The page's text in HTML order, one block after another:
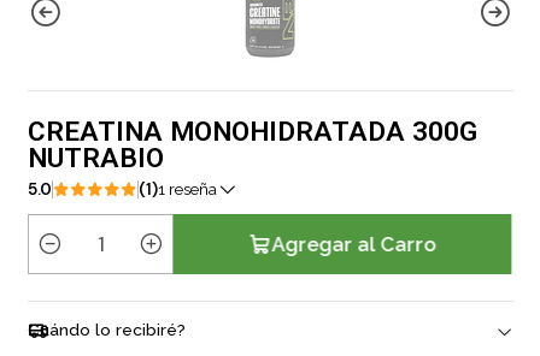
CREATINA MONOHIDRATADA 300G
NUTRABIO
5.0 (1)1 reseña
t
Agregar al Carro
Cuándo lo recibiré?